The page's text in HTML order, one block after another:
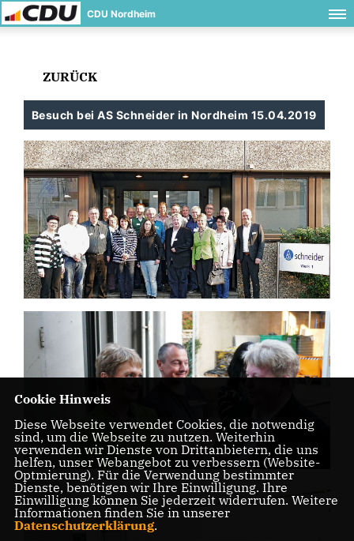
CDU Nordheim
ZURÜCK
Besuch bei AS Schneider in Nordheim 15.04.2019
Cookie Hinweis
Diese Webseite verwendet Cookies, die notwendig
sind, um die Webseite zu nutzen. Weiterhin
verwenden wir Dienste von Drittanbietern, die uns
helfen, unser Webangebot zu verbessern (Website-
Optmierung). Für die Verwendung bestimmter
Dienste, benötigen wir Ihre Einwilligung. Ihre
Einwilligung können Sie jederzeit widerrufen. Weitere
Informationen finden Sie in unserer
Datenschutzerklärung.